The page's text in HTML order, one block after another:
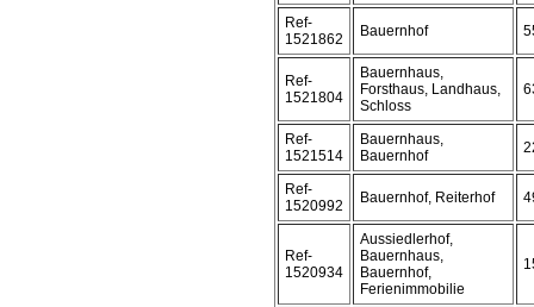
Ref-
1521862
Bauernhof
Ref-
1521804
Bauernhaus,
Forsthaus, Landhaus,
Schloss
Ref-
1521514
Bauernhaus,
Bauernhof
Ref-
1520992
Bauernhof, Reiterhof
Ref-
1520934
Aussiedlerhof,
Bauernhaus,
Bauernhof,
Ferienimmobilie